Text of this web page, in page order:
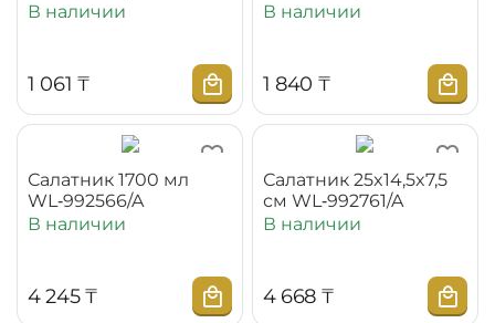
В наличии
1 061 ₸
В наличии
1 840 ₸
Салатник 1700 мл
WL‑992566/A
В наличии
4 245 ₸
Салатник 25x14,5x7,5
см WL‑992761/A
В наличии
4 668 ₸